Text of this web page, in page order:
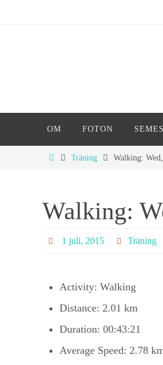
OM FOTON
HomeTräning Walking:
Walking:
1 juli, 2015 Träning
Activity: Walking
Distance: 2.01 km
Duration: 00:43:21
Average Speed: 2.78